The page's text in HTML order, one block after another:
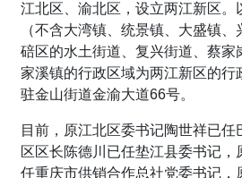
江北区、渝北区，设立两江新区。
（不含大湾镇、统景镇、大盛镇
碚区的水土街道、复兴街道、蔡家
家溪镇的行政区域为两江新区的行
驻金山街道金渝大道66号。
目前，原江北区委书记陶世祥已
区区长陈德川已任垫江县委书记，
任重庆市供销合作总社党委书记，